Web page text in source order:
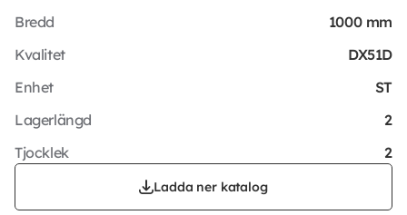
Bredd
1000 mm
Kvalitet
DX51D
Enhet
ST
Lagerlängd
2
Tjocklek
2
Ladda ner katalog